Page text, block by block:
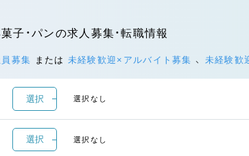
子・パンの求人募集・転職情報
募集 または 未経験歓迎×アルバイト募集、 未経験歓
選択 選択なし
選択 選択なし